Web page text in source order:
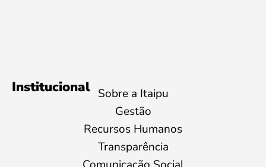
Institucional Sobre a Itaipu
Gestão
Recursos Humanos
Transparência